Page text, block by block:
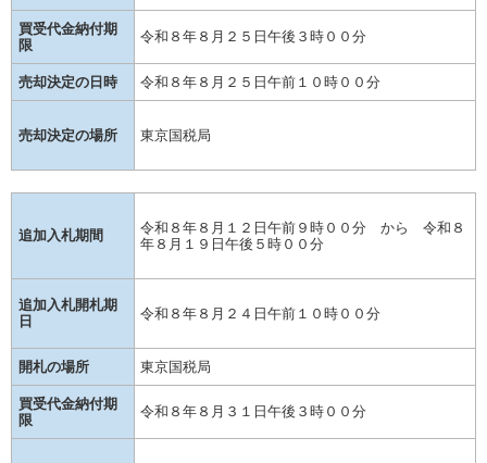
買受代金納付期
限
令和８年８月２５日午後３時００分
売却決定の日時 令和８年８月２５日午前１０時００分
売却決定の場所 東京国税局
追加入札期間
令和８年８月１２日午前９時００分 から 令和８
年８月１９日午後５時００分
追加入札開札期
日
令和８年８月２４日午前１０時００分
開札の場所 東京国税局
買受代金納付期
限
令和８年８月３１日午後３時００分